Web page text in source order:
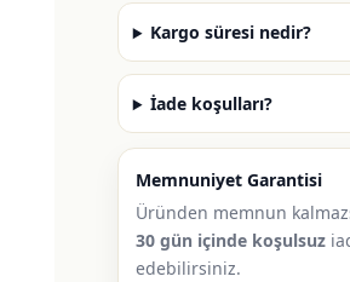
Kargo süresi nedir?
İade koşulları?
Memnuniyet Garantisi
Üründen memnun
30 gün içinde koşulsuz
edebilirsiniz.